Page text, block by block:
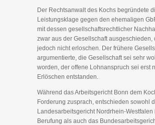
Der Rechtsanwalt des Kochs begründete
Leistungsklage gegen den ehemaligen
mit dessen gesellschaftsrechtlicher
zwar aus der Gesellschaft ausgeschieden,
jedoch nicht erloschen. Der frühere
argumentierte, die Gesellschaft sei sehr
worden, der offene Lohnanspruch sei erst
Erlöschen entstanden.
Während das Arbeitsgericht Bonn dem
Forderung zusprach, entschieden sowohl
Landesarbeitsgericht Nordrhein-Westfalen
Berufung als auch das